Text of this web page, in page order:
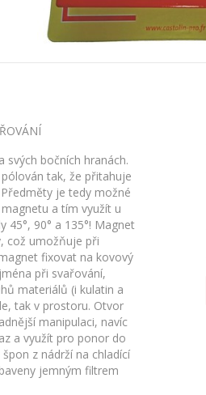
svých bočních hranách.
tak, že přitahuje
je tedy možné
a tím využít u
45°, 90° a 135°! Magnet
což umožňuje při
fixovat na kovový
při svařování,
materiálů (i kulatin a
tak v prostoru. Otvor
manipulaci, navíc
a využít pro ponor do
z nádrží na chladící
jemným filtrem